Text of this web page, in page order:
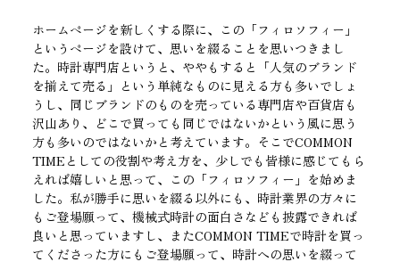
ホームページを新しくする際に、この「フィロソフィー」
というページを設けて、思いを綴ることを思いつきまし
た。時計専門店というと、ややもすると「人気のブランド
を揃えて売る」という単純なものに見える方も多いでしょ
うし、同じブランドのものを売っている専門店や百貨店も
沢山あり、どこで買っても同じではないかという風に思う
方も多いのではないかと考えています。そこでCOMMON
TIMEとしての役割や考え方を、少しでも皆様に感じてもら
えれば嬉しいと思って、この「フィロソフィー」を始めま
した。私が勝手に思いを綴る以外にも、時計業界の方々に
もご登場願って、機械式時計の面白さなども披露できれば
良いと思っていますし、またCOMMON TIMEで時計を買っ
てくださった方にもご登場願って、時計への思いを綴って